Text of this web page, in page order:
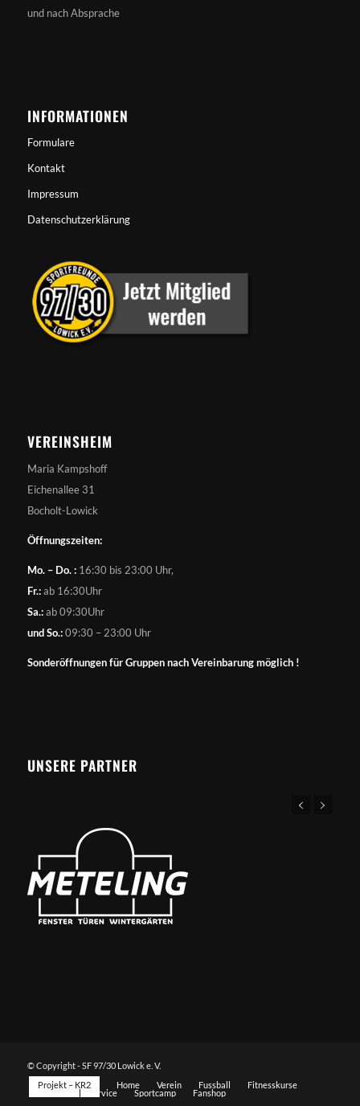
und nach Absprache
INFORMATIONEN
Formulare
Kontakt
Impressum
Datenschutzerklärung
VEREINSHEIM
Maria Kampshoff
Eichenallee 31
Bocholt-Lowick
Öffnungszeiten:
Mo. – Do. :16:30 bis 23:00 Uhr,
Fr.:ab 16:30Uhr
Sa.:ab 09:30Uhr
und So.:09:30 – 23:00 Uhr
Sonderöffnungen für Gruppen nach Vereinbarung möglich !
UNSERE PARTNER
© Copyright - SF 97/30 Lowick e. V.
Projekt – KR2
Home Verein Fussball Fitnesskurse
Sportarten Service Sportcamp Fanshop